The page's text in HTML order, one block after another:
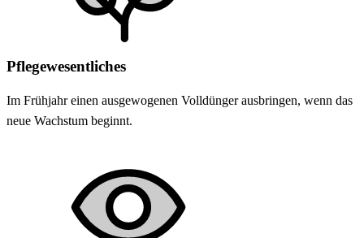
Pflegewesentliches
Im Frühjahr einen ausgewogenen Volldünger ausbringen, wenn das
neue Wachstum beginnt.